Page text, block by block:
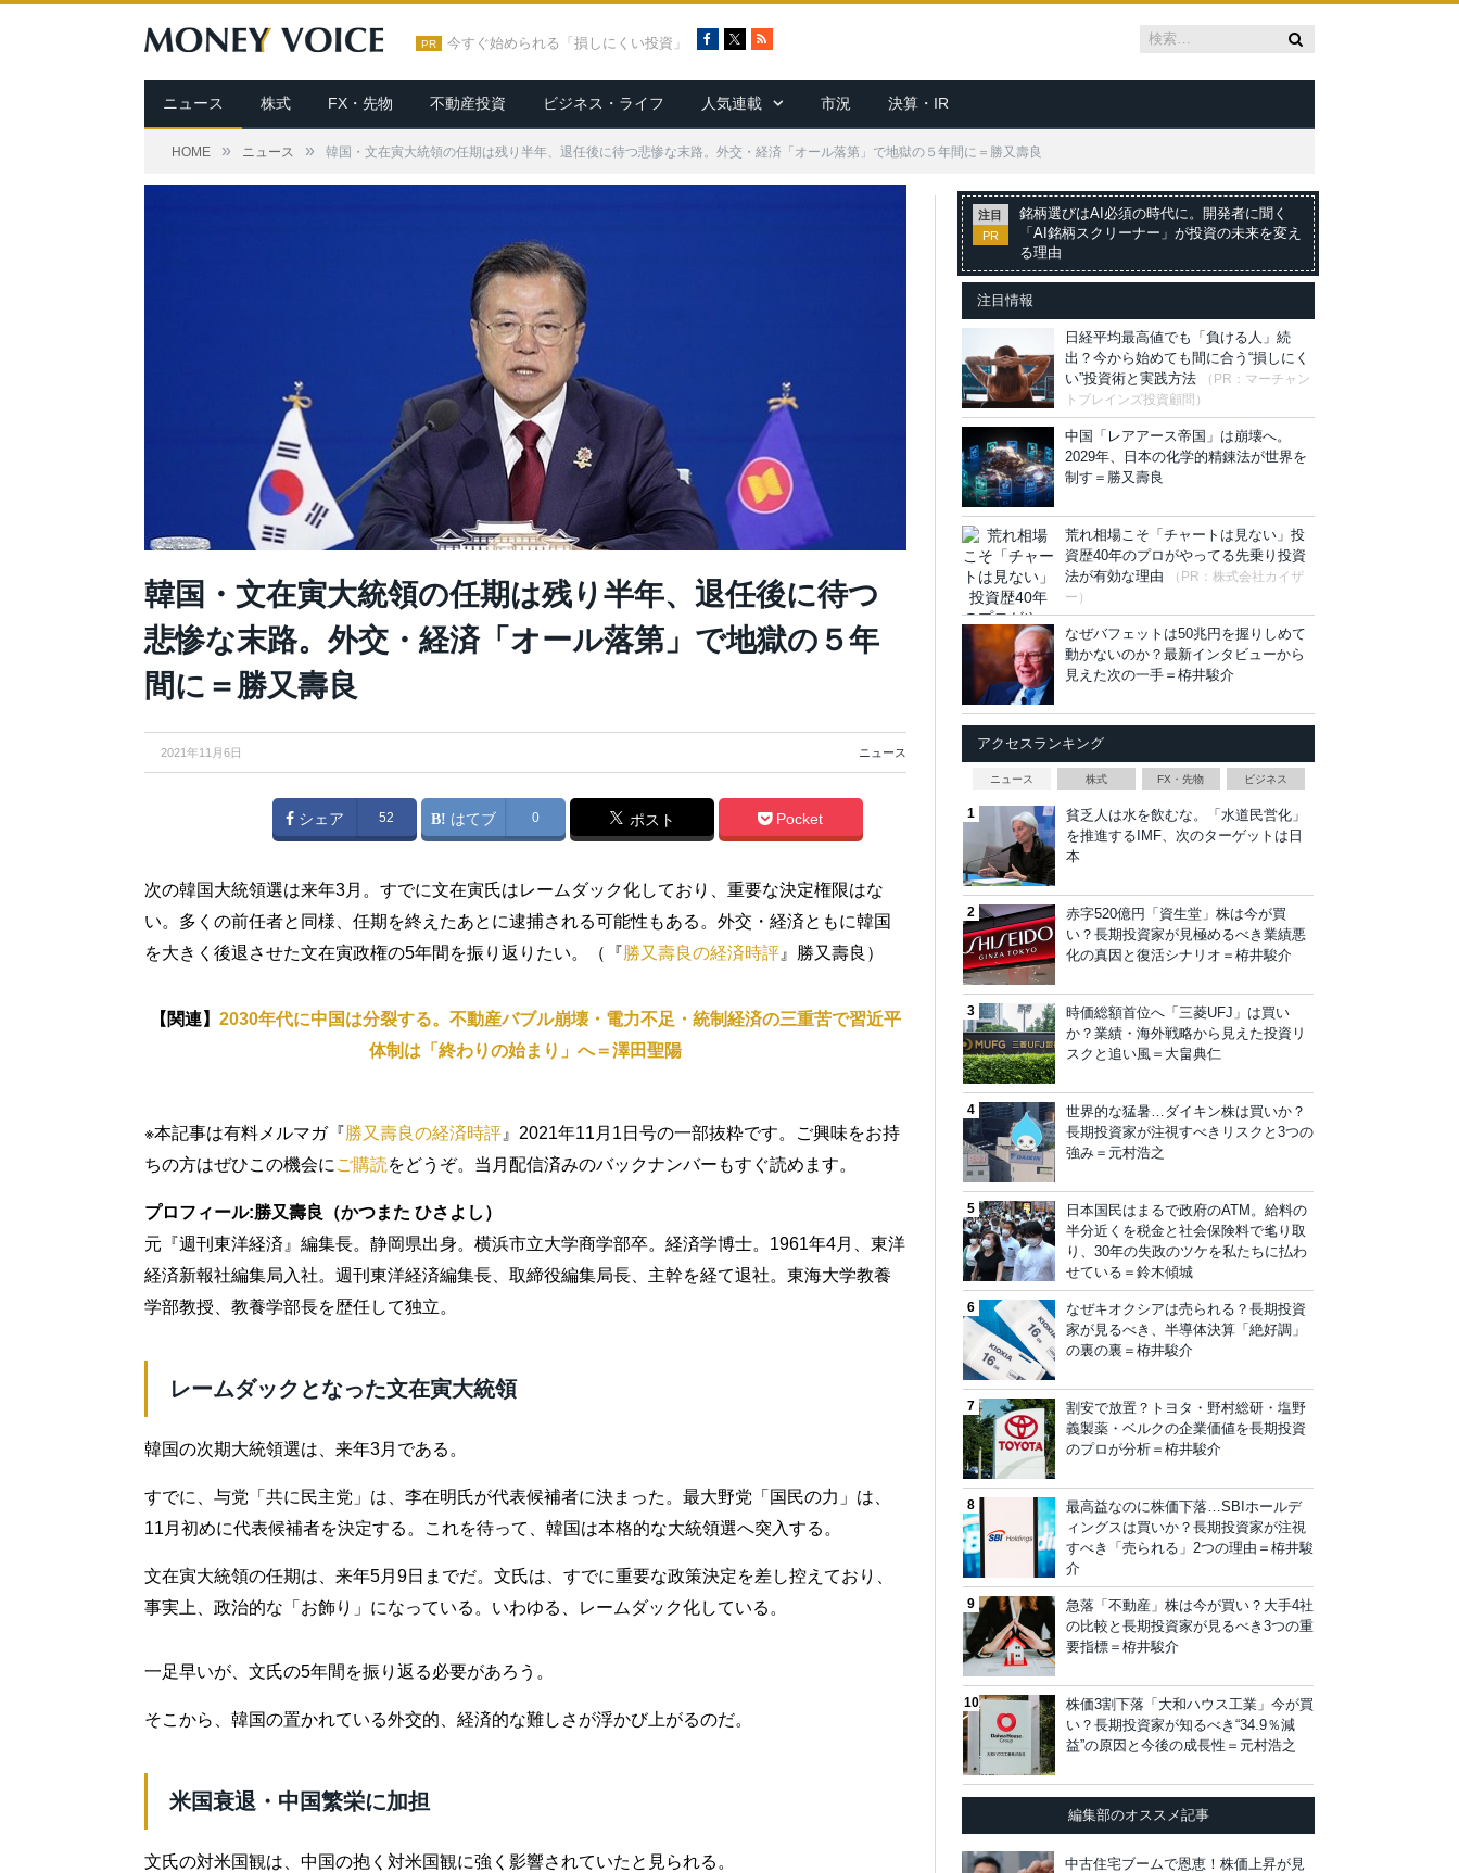
PR 今すぐ始められる「損しにくい投資」
c
e
b
R
S
ニュース 株式 FX・先物 不動産投資 ビジネス・ライフ 人気連載 市況 決算・IR
HOME » ニュース » 韓国・文在寅大統領の任期は残り半年、退任後に待つ悲惨な末路。外交・経済「オール落第」で地獄の５年間に＝勝又壽良
韓国・文在寅大統領の任期は残り半年、退任後に待つ
悲惨な末路。外交・経済「オール落第」で地獄の５年
間に＝勝又壽良
2021年11月6日 ニュース
シェア 52 はてブ 0 ポスト Pocket
次の韓国大統領選は来年3月。すでに文在寅氏はレームダック化しており、重要な決定権限はな
い。多くの前任者と同様、任期を終えたあとに逮捕される可能性もある。外交・経済ともに韓国
を大きく後退させた文在寅政権の5年間を振り返りたい。（『勝又壽良の経済時評 』勝又壽良）
【関連】 2030年代に中国は分裂する。不動産バブル崩壊・電力不足・統制経済の三重苦で習近平
体制は「終わりの始まり」へ＝澤田聖陽
※本記事は有料メルマガ『勝又壽良の経済時評 』2021年11月1日号の一部抜粋です。ご興味をお持
ちの方はぜひこの機会に ご購読をどうぞ。当月配信済みのバックナンバーもすぐ読めます。
プロフィール:勝又壽良（かつまた ひさよし）
元『週刊東洋経済』編集長。静岡県出身。横浜市立大学商学部卒。経済学博士。1961年4月、東洋
経済新報社編集局入社。週刊東洋経済編集長、取締役編集局長、主幹を経て退社。東海大学教養
学部教授、教養学部長を歴任して独立。
レームダックとなった文在寅大統領
韓国の次期大統領選は、来年3月である。
すでに、与党「共に民主党」は、李在明氏が代表候補者に決まった。最大野党「国民の力」は、
11月初めに代表候補者を決定する。これを待って、韓国は本格的な大統領選へ突入する。
文在寅大統領の任期は、来年5月9日までだ。文氏は、すでに重要な政策決定を差し控えており、
事実上、政治的な「お飾り」になっている。いわゆる、レームダック化している。
一足早いが、文氏の5年間を振り返る必要があろう。
そこから、韓国の置かれている外交的、経済的な難しさが浮かび上がるのだ。
米国衰退・中国繁栄に加担
文氏の対米国観は、中国の抱く対米国観に強く影響されていたと見られる。
注目
PR
銘柄選びはAI必須の時代に。開発者に聞く
「AI銘柄スクリーナー」が投資の未来を変え
る理由
注目情報
日経平均最高値でも「負ける人」続
出？今から始めても間に合う“損しにく
い”投資術と実践方法
（PR：マーチャン
トブレインズ投資顧問）
中国「レアアース帝国」は崩壊へ。
2029年、日本の化学的精錬法が世界を
制す＝勝又壽良
荒れ相場こそ「チャートは見ない」投
資歴40年のプロがやってる先乗り投資
法が有効な理由
（PR：株式会社カイザ
ー）
なぜバフェットは50兆円を握りしめて
動かないのか？最新インタビューから
見えた次の一手＝栫井駿介
アクセスランキング
ニュース 株式 FX・先物 ビジネス
貧乏人は水を飲むな。「水道民営化」
を推進するIMF、次のターゲットは日
本
赤字520億円「資生堂」株は今が買
い？長期投資家が見極めるべき業績悪
化の真因と復活シナリオ＝栫井駿介
時価総額首位へ「三菱UFJ」は買い
か？業績・海外戦略から見えた投資リ
スクと追い風＝大畠典仁
世界的な猛暑…ダイキン株は買いか？
長期投資家が注視すべきリスクと3つの
強み＝元村浩之
日本国民はまるで政府のATM。給料の
半分近くを税金と社会保険料で毟り取
り、30年の失政のツケを私たちに払わ
せている＝鈴木傾城
なぜキオクシアは売られる？長期投資
家が見るべき、半導体決算「絶好調」
の裏の裏＝栫井駿介
割安で放置？トヨタ・野村総研・塩野
義製薬・ベルクの企業価値を長期投資
のプロが分析＝栫井駿介
最高益なのに株価下落…SBIホールデ
ィングスは買いか？長期投資家が注視
すべき「売られる」2つの理由＝栫井駿
介
急落「不動産」株は今が買い？大手4社
の比較と長期投資家が見るべき3つの重
要指標＝栫井駿介
株価3割下落「大和ハウス工業」今が買
い？長期投資家が知るべき“34.9％減
益”の原因と今後の成長性＝元村浩之
編集部のオススメ記事
中古住宅ブームで恩恵！株価上昇が見